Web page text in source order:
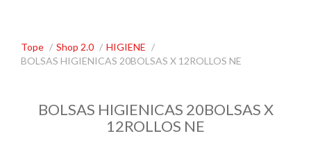
Tope / Shop 2.0 / HIGIENE /
BOLSAS HIGIENICAS 20BOLSAS X 12ROLLOS NE
BOLSAS HIGIENICAS 20BOLSAS X
12ROLLOS NE